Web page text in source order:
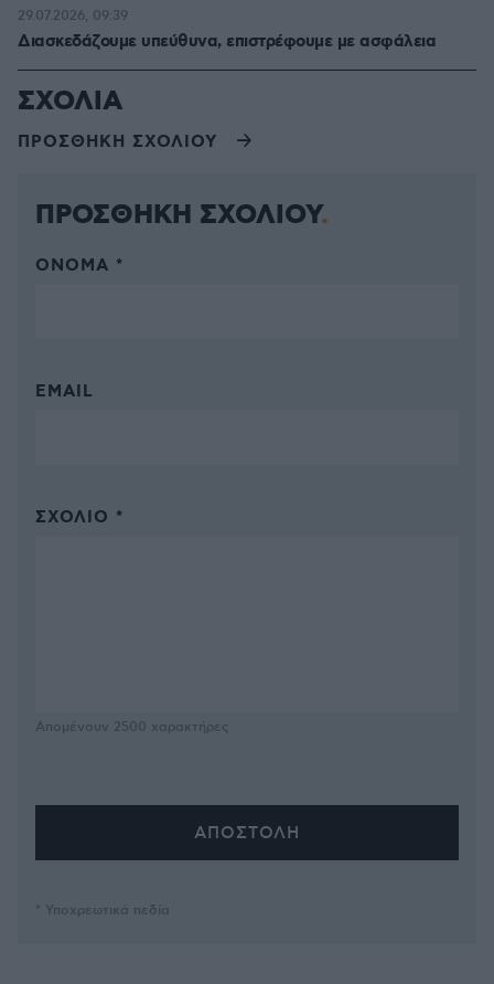
Διασκεδάζουμε υπεύθυνα, επιστρέφουμε με ασφάλεια
29.07.2026, 09:39
ΣΧΟΛΙΑ
ΠΡΟΣΘΗΚΗ ΣΧΟΛΙΟΥ
ΠΡΟΣΘΗΚΗ ΣΧΟΛΙΟΥ
ΌΝΟΜΑ *
EMAIL
ΣΧΌΛΙΟ *
Απομένουν 2500 χαρακτήρες
* Υποχρεωτικά πεδία